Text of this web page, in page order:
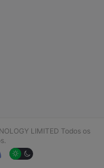
LIMITED Todos os